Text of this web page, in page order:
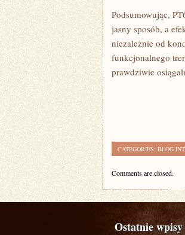
Podsumowując,
jasny sposób, a
niezależnie od
funkcjonalnego
prawdziwie
CATEGORIES: BLOG
Comments are closed.
Ostatnie wpisy